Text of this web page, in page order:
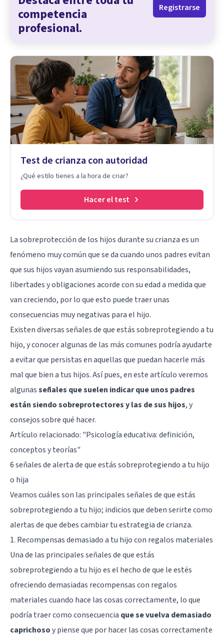
competencia
profesional.
Registrarse
Test de crianza con autoridad
¿Qué estilo tienes a la hora de criar?
Hacer el test
La sobreprotección de los hijos durante su crianza es un
fenómeno muy común que se da cuando unos padres evitan
que sus hijos vayan asumiendo sus responsabilidades,
libertades y obligaciones acorde con su edad a medida que
van creciendo, por lo que esto puede traer unas
consecuencias muy negativas para el hijo.
Existen diversas señales de que estás sobreprotegiendo a tu
hijo, y conocer algunas de las más comunes podría ayudarte
a evitar que persistas en aquellas que puedan hacerle más
mal que bien a tus hijos. Así pues, en este artículo veremos
algunasseñales que suelen indicar que unos padres
están siendo sobreprotectores y las de sus hijos, y
consejos sobre qué hacer.
Artículo relacionado: "Psicología educativa: definición,
conceptos y teorías"
6 señales de alerta de que estás sobreprotegiendo a tu hijo
o hija
Veamos cuáles son las principales señales de que estás
sobreprotegiendo a tu hijo; indicios que deben serirte como
alertas de que debes cambiar tu estrategia de crianza.
1. Recompensas demasiado a tu hijo con regalos materiales
Una de las principales señales de que estás
sobreprotegiendo a tu hijo es el hecho de que le estés
ofreciendo demasiadas recompensas con regalos
materiales cuando hace las cosas correctamente, lo que
podría traer como consecuencia que se vuelva demasiado
caprichosoy piense que por hacer las cosas correctamente